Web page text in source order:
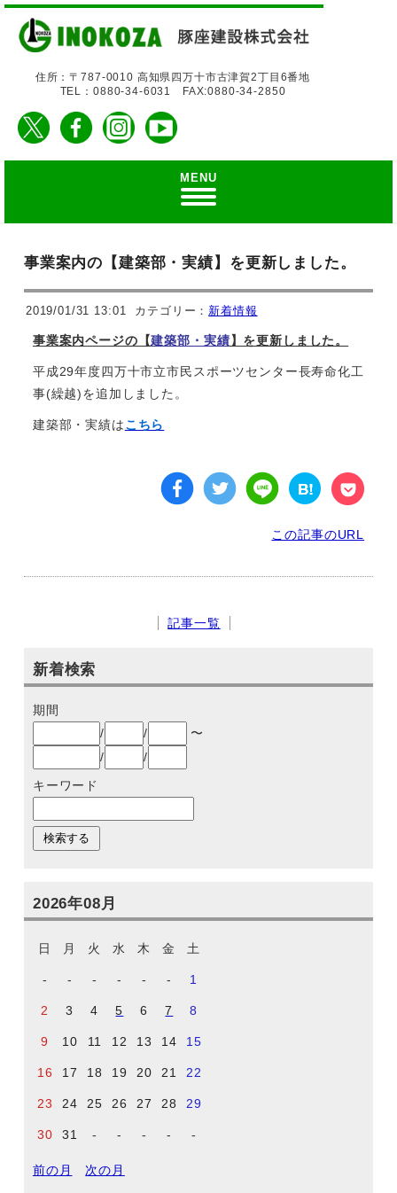
住所：〒787-0010 高知県四万十市古津賀2丁目6番地
TEL：0880-34-6031 FAX:0880-34-2850
MENU
事業案内の【建築部・実績】を更新しました。
2019/01/31 13:01 カテゴリー： 新着情報
事業案内ページの【建築部・実績】を更新しました。
平成29年度四万十市立市民スポーツセンター長寿命化工
事(繰越)を追加しました。
建築部・実績はこちら
この記事のURL
記事一覧
新着検索
期間
/
/
〜
/
/
キーワード
2026年08月
日 月 火 水 木 金 土
- - - - - - 1
2 3 4 5 6 7 8
9 10 11 12 13 14 15
16 17 18 19 20 21 22
23 24 25 26 27 28 29
30 31 - - - - -
前の月 次の月